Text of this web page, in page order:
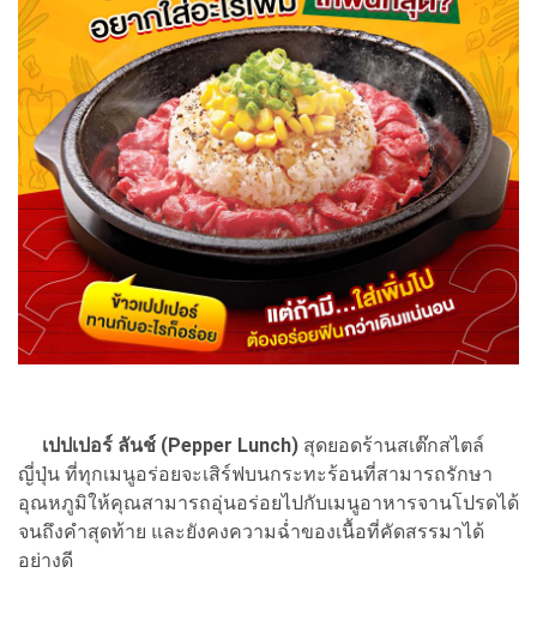
เปปเปอร์ ลันช์ (Pepper Lunch) สุดยอดร้านสเต๊กสไตล์
ญี่ปุ่น ที่ทุกเมนูอร่อยจะเสิร์ฟบนกระทะร้อนที่สามารถรักษา
อุณหภูมิให้คุณสามารถอุ่นอร่อยไปกับเมนูอาหารจานโปรดได้
จนถึงคำสุดท้าย และยังคงความฉ่ำของเนื้อที่คัดสรรมาได้
อย่างดี